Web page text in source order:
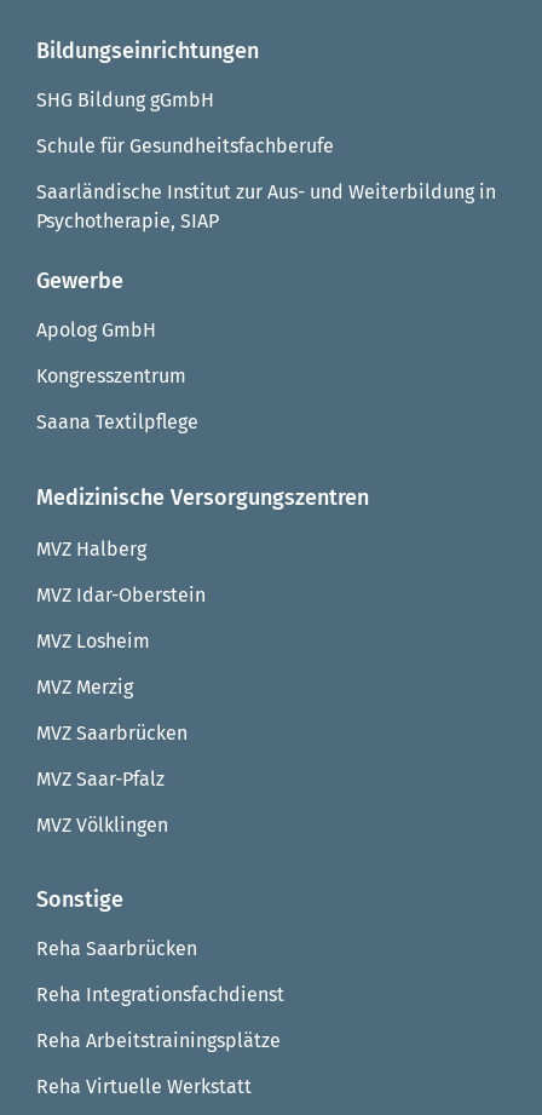
Bildungseinrichtungen
SHG Bildung gGmbH
Schule für Gesundheitsfachberufe
Saarländische Institut zur Aus- und Weiterbildung in
Psychotherapie, SIAP
Gewerbe
Apolog GmbH
Kongresszentrum
Saana Textilpflege
Medizinische Versorgungszentren
MVZ Halberg
MVZ Idar-Oberstein
MVZ Losheim
MVZ Merzig
MVZ Saarbrücken
MVZ Saar-Pfalz
MVZ Völklingen
Sonstige
Reha Saarbrücken
Reha Integrationsfachdienst
Reha Arbeitstrainingsplätze
Reha Virtuelle Werkstatt